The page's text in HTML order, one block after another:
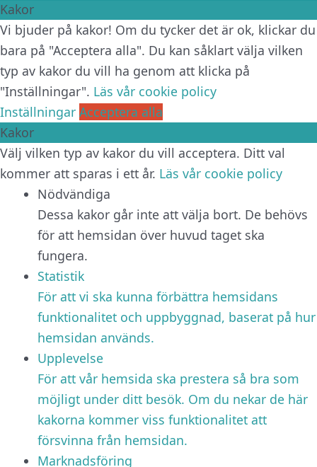
Kakor
Vi bjuder på kakor! Om du tycker det är ok, klickar du
bara på "Acceptera alla". Du kan såklart välja vilken
typ av kakor du vill ha genom att klicka på
"Inställningar". Läs vår cookie policy
Inställningar Acceptera alla
Kakor
Välj vilken typ av kakor du vill acceptera. Ditt val
kommer att sparas i ett år. Läs vår cookie policy
Nödvändiga
Dessa kakor går inte att välja bort. De behövs
för att hemsidan över huvud taget ska
fungera.
Statistik
För att vi ska kunna förbättra hemsidans
funktionalitet och uppbyggnad, baserat på hur
hemsidan används.
Upplevelse
För att vår hemsida ska prestera så bra som
möjligt under ditt besök. Om du nekar de här
kakorna kommer viss funktionalitet att
försvinna från hemsidan.
Marknadsföring